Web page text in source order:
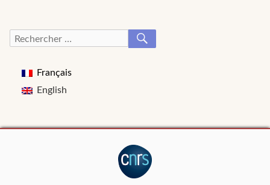
Recherche
Français
English